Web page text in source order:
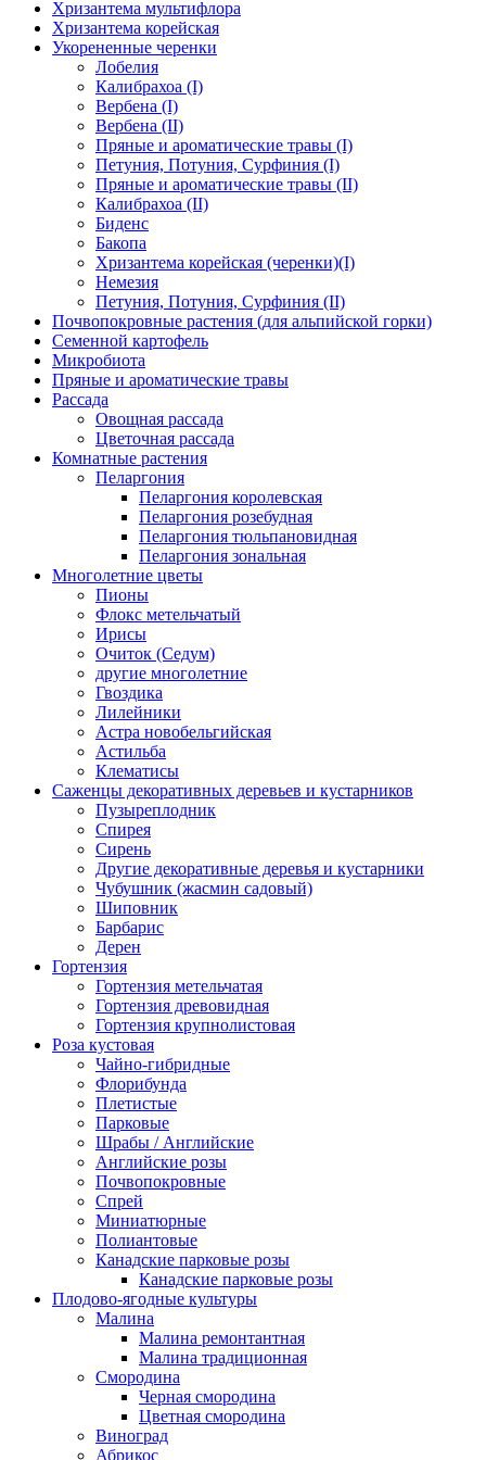
Хризантема мультифлора
Хризантема корейская
Укорененные черенки
Лобелия
Калибрахоа (I)
Вербена (I)
Вербена (II)
Пряные и ароматические травы (I)
Петуния, Потуния, Сурфиния (I)
Пряные и ароматические травы (II)
Калибрахоа (II)
Биденс
Бакопа
Хризантема корейская (черенки)(I)
Немезия
Петуния, Потуния, Сурфиния (II)
Почвопокровные растения (для альпийской горки)
Семенной картофель
Микробиота
Пряные и ароматические травы
Рассада
Овощная рассада
Цветочная рассада
Комнатные растения
Пеларгония
Пеларгония королевская
Пеларгония розебудная
Пеларгония тюльпановидная
Пеларгония зональная
Многолетние цветы
Пионы
Флокс метельчатый
Ирисы
Очиток (Седум)
другие многолетние
Гвоздика
Лилейники
Астра новобельгийская
Астильба
Клематисы
Саженцы декоративных деревьев и кустарников
Пузыреплодник
Спирея
Сирень
Другие декоративные деревья и кустарники
Чубушник (жасмин садовый)
Шиповник
Барбарис
Дерен
Гортензия
Гортензия метельчатая
Гортензия древовидная
Гортензия крупнолистовая
Роза кустовая
Чайно-гибридные
Флорибунда
Плетистые
Парковые
Шрабы / Английские
Английские розы
Почвопокровные
Спрей
Миниатюрные
Полиантовые
Канадские парковые розы
Канадские парковые розы
Плодово-ягодные культуры
Малина
Малина ремонтантная
Малина традиционная
Смородина
Черная смородина
Цветная смородина
Виноград
Абрикос